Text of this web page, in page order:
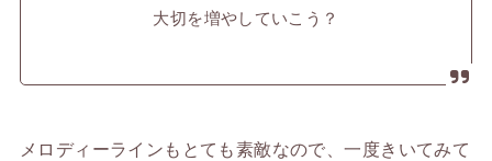
大切を増やしていこう？
メロディーラインもとても素敵なので、一度きいてみて